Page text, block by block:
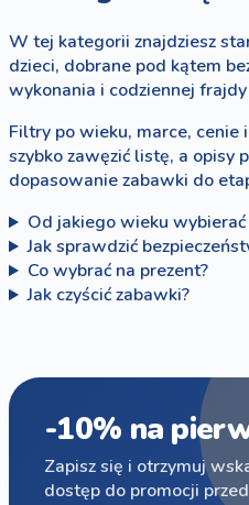
W tej kategorii znajdziesz
dzieci, dobrane pod kątem
wykonania i codziennej frajdy
Filtry po wieku, marce, cenie
szybko zawęzić listę, a opisy
dopasowanie zabawki do
Od jakiego wieku
Jak sprawdzić
Co wybrać na prezent?
Jak czyścić zabawki?
-10% na
Zapisz się i otrzymuj
dostęp do promocji